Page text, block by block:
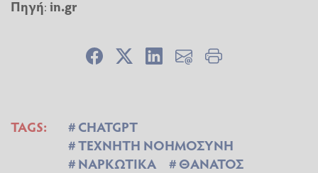
Πηγή:in.gr
TAGS:
CHATGPT
ΤΕΧΝΗΤΗ ΝΟΗΜΟΣΥΝΗ
ΝΑΡΚΩΤΙΚΑ
ΘΑΝΑΤΟΣ